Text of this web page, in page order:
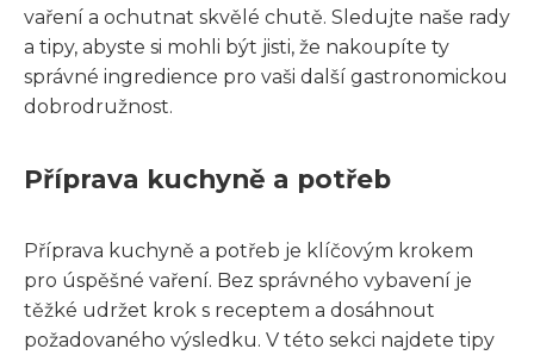
vaření a ochutnat skvělé chutě. Sledujte naše rady
a tipy, abyste si mohli být jisti, že nakoupíte ty
správné ingredience pro vaši další gastronomickou
dobrodružnost.
Příprava kuchyně a potřeb
Příprava kuchyně a potřeb je klíčovým krokem
pro úspěšné vaření. Bez správného vybavení je
těžké udržet krok s receptem a dosáhnout
požadovaného výsledku. V této sekci najdete tipy